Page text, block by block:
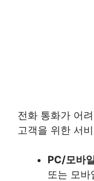
전화 통화가 어
고객을 위한 서
PC/모바
또는 모바